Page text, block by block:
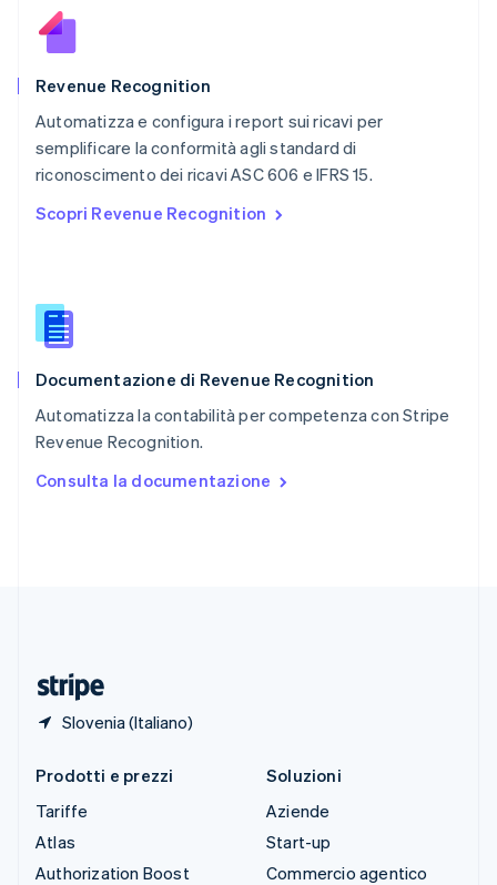
Revenue Recognition
Automatizza e configura i report sui ricavi per
semplificare la conformità agli standard di
riconoscimento dei ricavi ASC 606 e IFRS 15.
Scopri Revenue Recognition
Documentazione di Revenue Recognition
Automatizza la contabilità per competenza con Stripe
Revenue Recognition.
Consulta la documentazione
Slovenia (Italiano)
Polonia
Portogallo
PortuguêsEnglish
English简体中文
Regno Unito
English
English
English
Slovacchia
Slovenia
Spagna
EspañolEnglish
English Español简体中文
Prodotti e prezzi
Tariffe
Atlas
Authorization Boost
Soluzioni
Aziende
Start-up
Commercio agentico